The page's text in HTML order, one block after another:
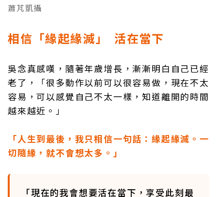
蕭芃凱攝
相信「緣起緣滅」 活在當下
吳念真感嘆，隨著年歲增長，漸漸明白自己已經
老了，「很多動作以前可以很容易做，現在不太
容易，可以感覺自己不太一樣，知道離開的時間
越來越近。」
「人生到最後，我只相信一句話：緣起緣滅。一
切隨緣，就不會想太多。」
「現在的我會想要活在當下，享受此刻最